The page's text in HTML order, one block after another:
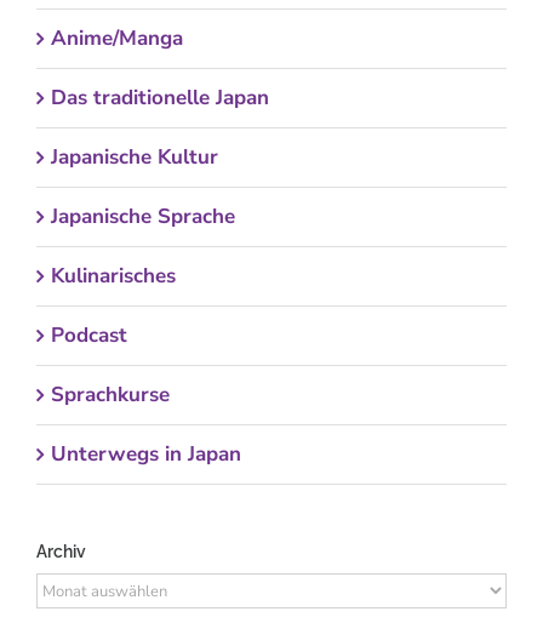
Anime/Manga
Das traditionelle Japan
Japanische Kultur
Japanische Sprache
Kulinarisches
Podcast
Sprachkurse
Unterwegs in Japan
Archiv
Archiv